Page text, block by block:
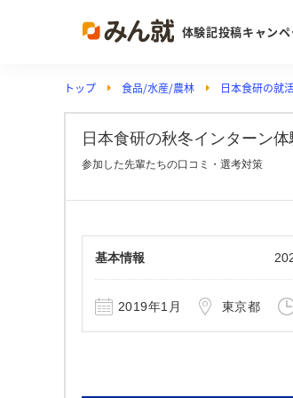
体験記投稿キャンペ
投稿
ラン
投票
注目
動画
トップ 食品/水産/農林 日本食研の就
日本食研の秋冬インターン
参加した先輩たちの口コミ・選考対策
基本情報
2019年1月 東京都